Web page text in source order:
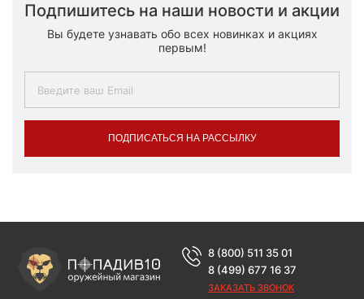
Подпишитесь на наши новости и акции
Вы будете узнавать обо всех новинках и акциях
первым!
ПОДПИСАТЬСЯ НА РАССЫЛКУ
8 (800) 511 35 01
8 (499) 677 16 37
ЗАКАЗАТЬ ЗВОНОК